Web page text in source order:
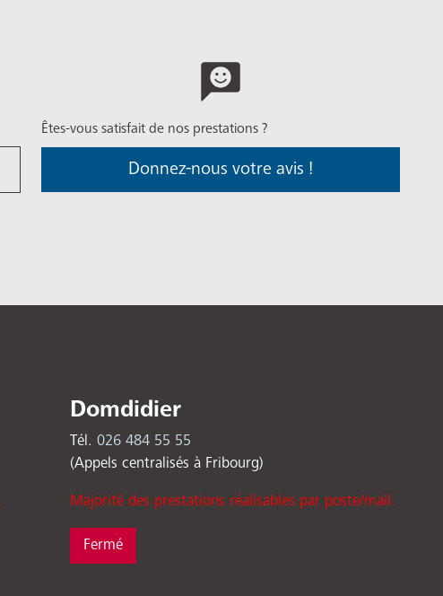
Êtes-vous satisfait de nos prestations ?
Donnez-nous votre avis !
Domdidier
Tél. 026 484 55 55
(Appels centralisés à Fribourg)
Majorité des prestations réalisables par poste/mail.
Fermé